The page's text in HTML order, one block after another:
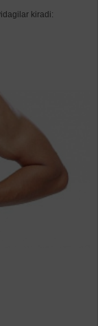
kiradi: